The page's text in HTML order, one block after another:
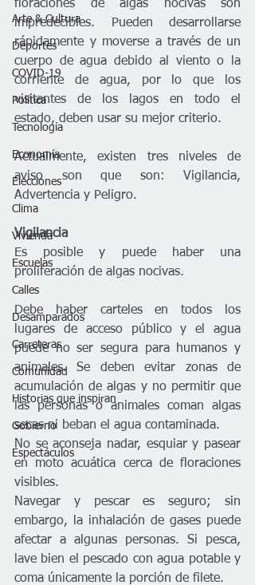
Arte & Cultura
Deportes
COVID-19
Política
Tecnología
Economía
Elecciones
Clima
Vivienda
Escuelas
Calles
Desamparados
Carreteras
Comunidad
Historias que inspiran
Gobierno
Espectáculos
floraciones de algas nocivas son
impredecibles. Pueden desarrollarse
rápidamente y moverse a través de un
cuerpo de agua debido al viento o la
corriente de agua, por lo que los
visitantes de los lagos en todo el
estado, deben usar su mejor criterio.
Actualmente, existen tres niveles de
aviso son que son: Vigilancia,
Advertencia y Peligro.
Vigilancia
Es posible y puede haber una
proliferación de algas nocivas.
Debe haber carteles en todos los
lugares de acceso público y el agua
puede no ser segura para humanos y
animales. Se
deben evitar zonas de
acumulación de algas y no permitir que
las personas o animales coman algas
secas ni beban el agua contaminada.
No se aconseja nadar, esquiar y pasear
en moto acuática cerca de floraciones
visibles.
Navegar y pescar es seguro; sin
embargo, la inhalación de gases puede
afectar a algunas personas. Si pesca,
lave bien el pescado con agua potable y
coma únicamente la porción de filete.